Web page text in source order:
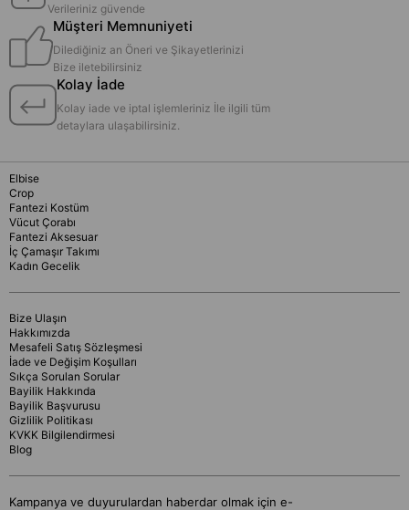
Verileriniz güvende
Müşteri Memnuniyeti
Dilediğiniz an Öneri ve Şikayetlerinizi
Bize iletebilirsiniz
Kolay İade
Kolay iade ve iptal işlemleriniz İle ilgili tüm
detaylara ulaşabilirsiniz.
Elbise
Crop
Fantezi Kostüm
Vücut Çorabı
Fantezi Aksesuar
İç Çamaşır Takımı
Kadın Gecelik
Bize Ulaşın
Hakkımızda
Mesafeli Satış Sözleşmesi
İade ve Değişim Koşulları
Sıkça Sorulan Sorular
Bayilik Hakkında
Bayilik Başvurusu
Gizlilik Politikası
KVKK Bilgilendirmesi
Blog
Kampanya ve duyurulardan haberdar olmak için e-